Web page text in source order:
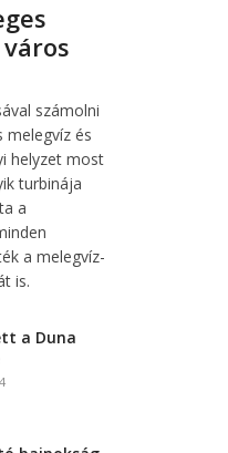
számolni
melegvíz és
helyzet most
turbinája
a
a melegvíz-
is.
a Duna